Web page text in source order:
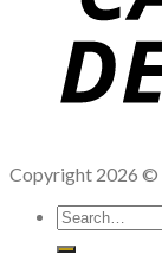
Copyright 2026 ©
Search
for: